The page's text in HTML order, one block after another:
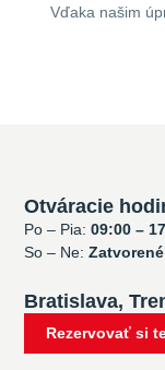
Vďaka našim
Otváracie
Po – Pia:09:00 –
So – Ne:Zatvorené
Bratislava,
Rezervovať si